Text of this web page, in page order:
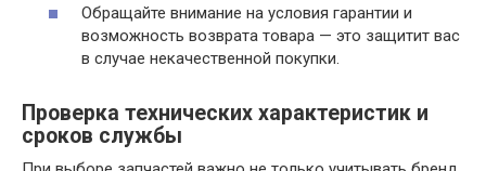
Обращайте внимание на условия гарантии и
возможность возврата товара — это защитит вас
в случае некачественной покупки.
Проверка технических характеристик и
сроков службы